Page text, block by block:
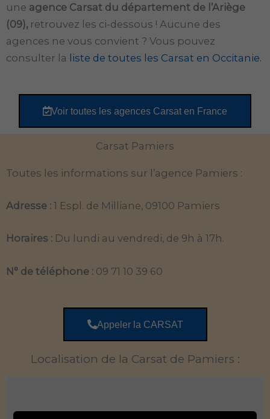
une agence Carsat du département de l’Ariège
(09), retrouvez les ci-dessous ! Aucune des
agences ne vous convient ? Vous pouvez
consulter la liste de toutes les Carsat en Occitanie.
Voir toutes les agences Carsat en France
Carsat Pamiers
Toutes les informations sur l’agence Pamiers :
Adresse : 1 Espl. de Milliane, 09100 Pamiers
Horaires : Du lundi au vendredi, de 9h à 17h.
N° de téléphone : 09 71 10 39 60
Appeler la CARSAT
Localisation de la Carsat de Pamiers :